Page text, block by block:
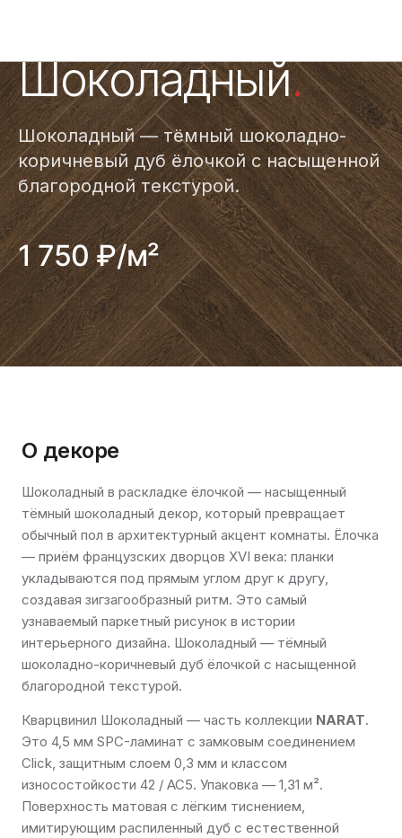
Шоколадный.
Шоколадный — тёмный шоколадно-
коричневый дуб ёлочкой с насыщенной
благородной текстурой.
1 750 ₽/м²
О декоре
Шоколадный в раскладке ёлочкой — насыщенный
тёмный шоколадный декор, который превращает
обычный пол в архитектурный акцент комнаты. Ёлочка
— приём французских дворцов XVI века: планки
укладываются под прямым углом друг к другу,
создавая зигзагообразный ритм. Это самый
узнаваемый паркетный рисунок в истории
интерьерного дизайна. Шоколадный — тёмный
шоколадно-коричневый дуб ёлочкой с насыщенной
благородной текстурой.
Кварцвинил Шоколадный — часть коллекции NARAT.
Это 4,5 мм SPC-ламинат с замковым соединением
Click, защитным слоем 0,3 мм и классом
износостойкости 42 / AC5. Упаковка — 1,31 м².
Поверхность матовая с лёгким тиснением,
имитирующим распиленный дуб с естественной